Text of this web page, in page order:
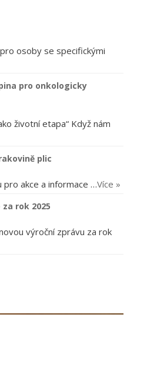
osoby se specifickými
pro onkologicky
životní etapa“ Když nám
plic
pro akce a informace …Více »
rok 2025
výroční zprávu za rok